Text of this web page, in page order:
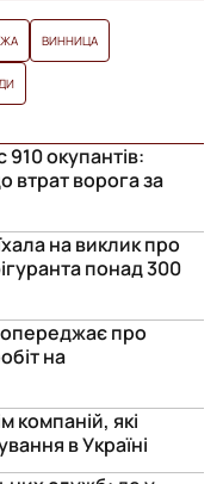
ВИННИЦА
910 окупантів:
втрат ворога за
на виклик про
понад 300
про
на
компаній, які
в Україні